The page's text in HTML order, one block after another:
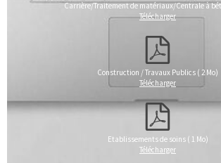
Carrière/Traitement de matériaux/Centrale à
Télécharger
Construction / Travaux Publics ( 2 Mo)
Télécharger
Etablissements de soins ( 1 Mo)
Télécharger